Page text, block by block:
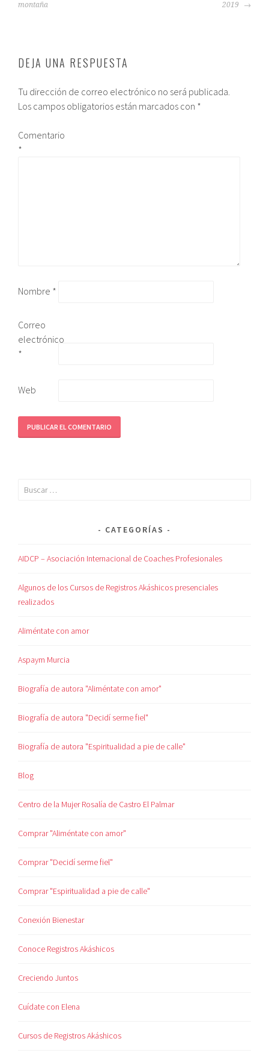
montaña
2019
DEJA UNA RESPUESTA
Tu dirección de correo electrónico no será publicada.
Los campos obligatorios están marcados con *
Comentario
*
Nombre *
Correo
electrónico
*
Web
CATEGORÍAS
AIDCP – Asociación Internacional de Coaches Profesionales
Algunos de los Cursos de Registros Akáshicos presenciales
realizados
Aliméntate con amor
Aspaym Murcia
Biografía de autora "Aliméntate con amor"
Biografía de autora "Decidí serme fiel"
Biografía de autora "Espiritualidad a pie de calle"
Blog
Centro de la Mujer Rosalía de Castro El Palmar
Comprar "Aliméntate con amor"
Comprar "Decidí serme fiel"
Comprar "Espiritualidad a pie de calle"
Conexión Bienestar
Conoce Registros Akáshicos
Creciendo Juntos
Cuídate con Elena
Cursos de Registros Akáshicos